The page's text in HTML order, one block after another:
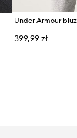
399,99 zł